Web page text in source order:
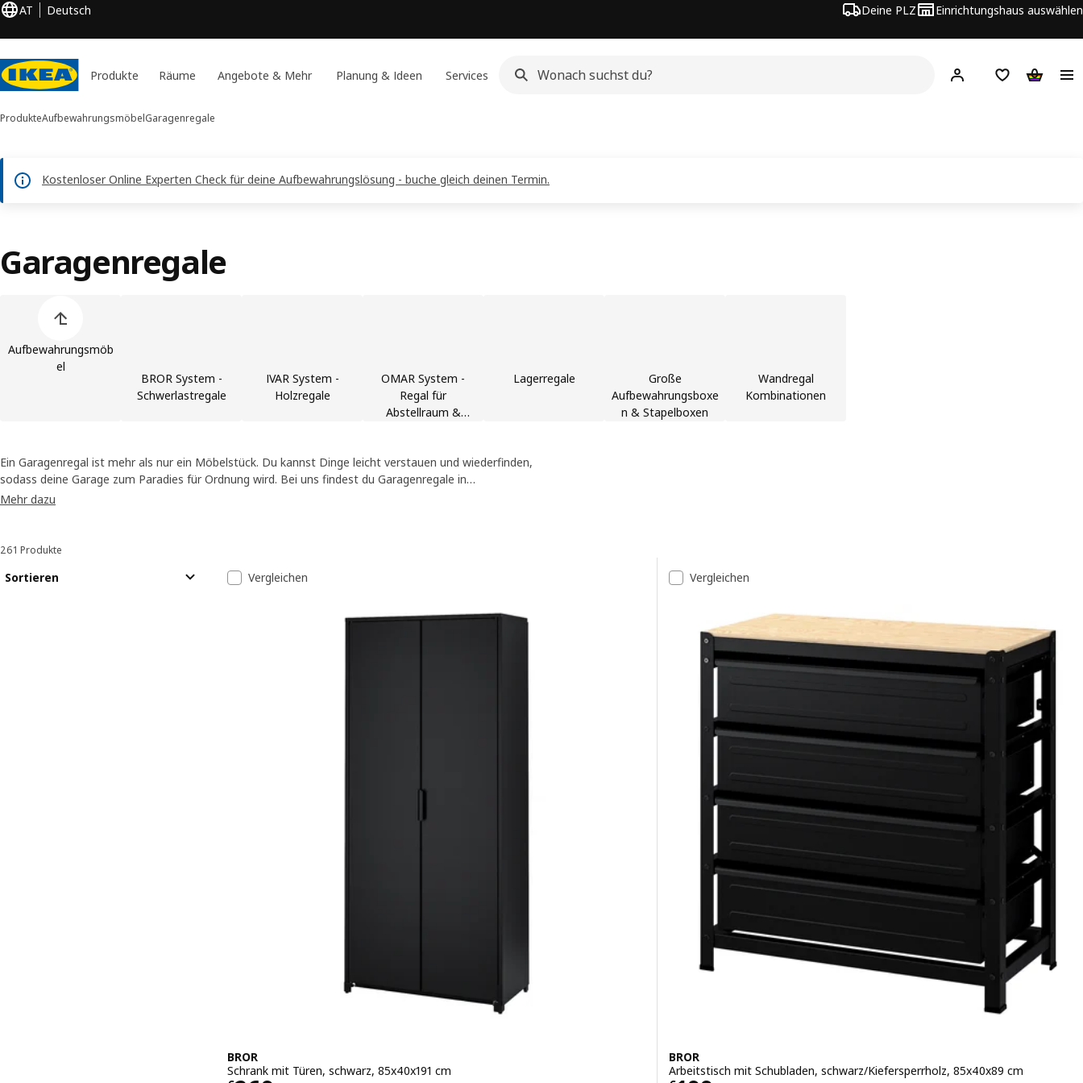
AT Deutsch Deine PLZ Einrichtungshaus auswählen
Produkte Räume Angebote & Mehr Planung & Ideen Services Hej! Jetzt anmelden.
Einkaufsliste
ProdukteAufbewahrungsmöbelGaragenregale
Kostenloser Online Experten Check für deine Aufbewahrungslösung - buche gleich deinen Termin.
Garagenregale
Aufbewahrungsmöb
el
BROR System -
Schwerlastregale
IVAR System -
Holzregale
OMAR System -
Regal für
Abstellraum &
Lagerregale
Große
Aufbewahrungsboxe
n & Stapelboxen
Wandregal
Kombinationen
Ein Garagenregal ist mehr als nur ein Möbelstück. Du kannst Dinge leicht verstauen und wiederfinden,
sodass deine Garage zum Paradies für Ordnung wird. Bei uns findest du Garagenregale in
verschiedenen Kombinationen und Ausführungen, aus denen du das passende Garagenregal für deine
Mehr dazu
Sortieren und Filtern
261 Produkte
Sortieren Liste der Ergebnisse
Vergleichen
BROR
Schrank mit Türen, schwarz, 85x40x191 cm
Vergleichen
BROR
Arbeitstisch mit Schubladen, schwarz/Kiefersperrholz, 85x40x89 cm